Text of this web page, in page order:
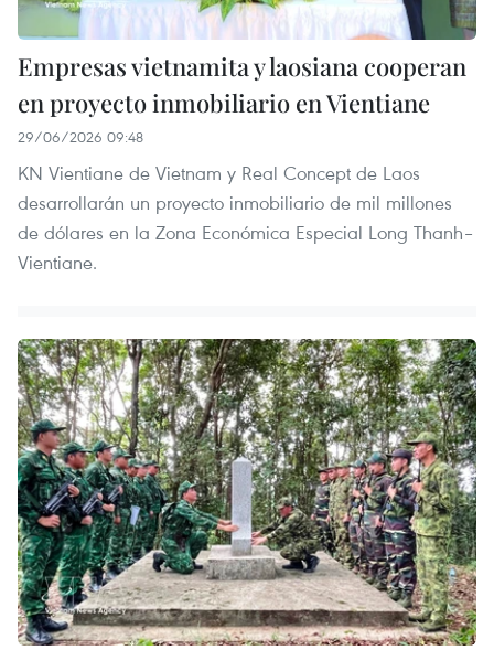
Empresas vietnamita y laosiana cooperan
en proyecto inmobiliario en Vientiane
29/06/2026 09:48
KN Vientiane de Vietnam y Real Concept de Laos
desarrollarán un proyecto inmobiliario de mil millones
de dólares en la Zona Económica Especial Long Thanh–
Vientiane.